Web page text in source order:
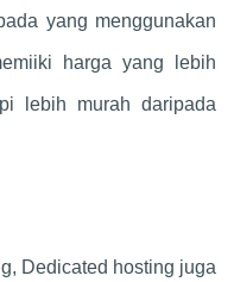
yang menggunakan
harga yang lebih
lebih murah daripada
Dedicated hosting juga